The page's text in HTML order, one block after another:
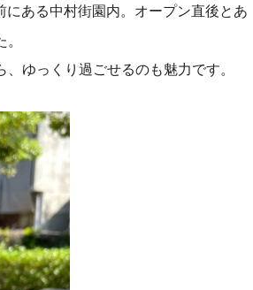
にある中村街園内。オープン直後とあ
ゆっくり過ごせるのも魅力です。